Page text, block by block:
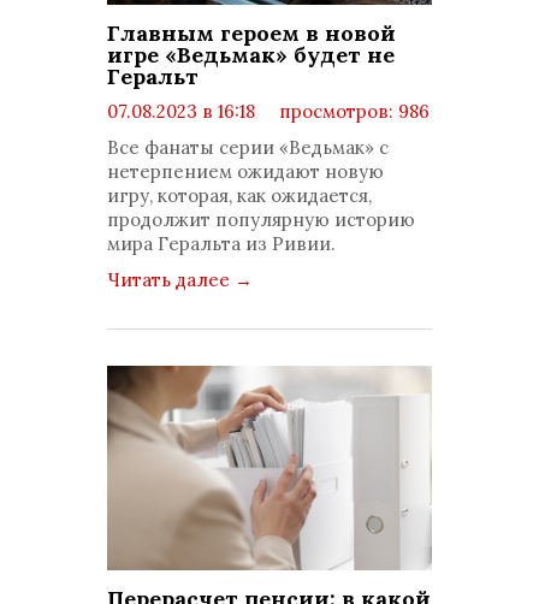
Главным героем в новой
игре «Ведьмак» будет не
Геральт
07.08.2023 в 16:18
просмотров: 986
комментариев: 0
Все фанаты серии «Ведьмак» с
нетерпением ожидают новую
игру, которая, как ожидается,
продолжит популярную историю
мира Геральта из Ривии.
Читать далее →